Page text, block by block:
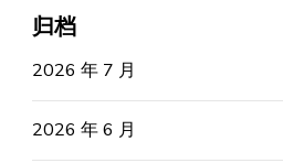
归档
2026 年 7 月
2026 年 6 月